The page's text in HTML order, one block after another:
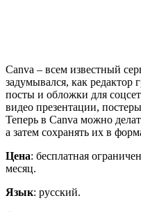
Canva – всем известный
задумывался, как редактор
посты и обложки для
видео презентации,
Теперь в Canva можно
а затем сохранять их в
Цена: бесплатная
месяц.
Язык: русский.